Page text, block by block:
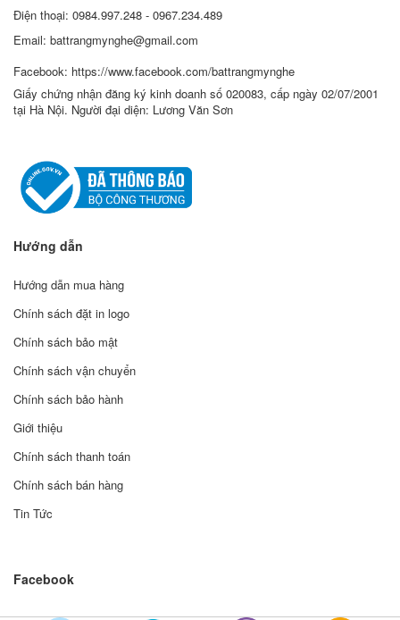
Điện thoại: 0984.997.248 - 0967.234.489
Email: battrangmynghe@gmail.com
Facebook: https://www.facebook.com/battrangmynghe
Giấy chứng nhận đăng ký kinh doanh số 020083, cấp ngày 02/07/2001
tại Hà Nội. Người đại diện: Lương Văn Sơn
Hướng dẫn
Hướng dẫn mua hàng
Chính sách đặt in logo
Chính sách bảo mật
Chính sách vận chuyển
Chính sách bảo hành
Giới thiệu
Chính sách thanh toán
Chính sách bán hàng
Tin Tức
Facebook